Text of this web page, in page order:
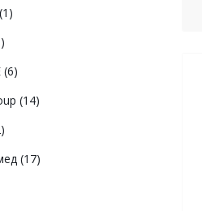
(1)
(6)
(14)
(17)